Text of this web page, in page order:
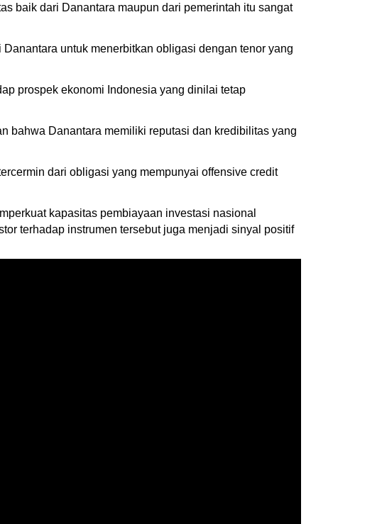
baik dari Danantara maupun dari pemerintah itu sangat
untuk menerbitkan obligasi dengan tenor yang
prospek ekonomi Indonesia yang dinilai tetap
bahwa Danantara memiliki reputasi dan kredibilitas yang
dari obligasi yang mempunyai offensive credit
kapasitas pembiayaan investasi nasional
terhadap instrumen tersebut juga menjadi sinyal positif